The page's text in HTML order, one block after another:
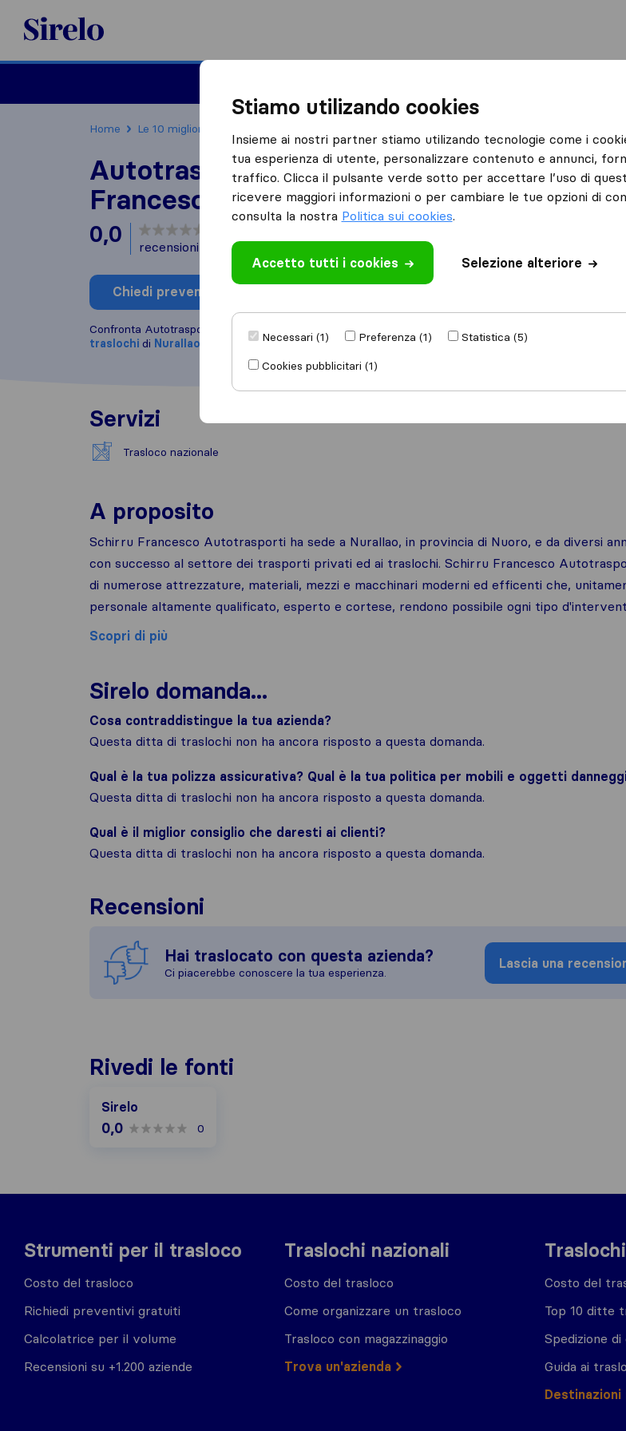
Sirelo.it
Home Le 10 migliori aziende di traslochi in Italia
Autotrasporti Schirru
Francesco
0,0
recensioni di Sirelo e Google
Chiedi preventivo
Confronta Autotrasporti Schirru Francesco con altre
traslochi di Nurallao
Servizi
Trasloco nazionale
A proposito
Schirru Francesco Autotrasporti ha sede a Nurallao, in provincia di Nuoro, e da diversi
con successo al settore dei trasporti privati ed ai traslochi. Schirru Francesco
di numerose attrezzature, materiali, mezzi e macchinari moderni ed efficenti che,
personale altamente qualificato, esperto e cortese, rendono possibile ogni tipo
Scopri di più
Sirelo domanda...
Cosa contraddistingue la tua azienda?
Questa ditta di traslochi non ha ancora risposto a questa domanda.
Qual è la tua polizza assicurativa? Qual è la tua politica per mobili e oggetti
Questa ditta di traslochi non ha ancora risposto a questa domanda.
Qual è il miglior consiglio che daresti ai clienti?
Questa ditta di traslochi non ha ancora risposto a questa domanda.
Recensioni
Hai traslocato con questa azienda?
Ci piacerebbe conoscere la tua esperienza.
Lascia una
Rivedi le fonti
Sirelo
0,0 0
Strumenti per il trasloco
Costo del trasloco
Richiedi preventivi gratuiti
Calcolatrice per il volume
Recensioni su +1.200 aziende
Traslochi nazionali
Costo del trasloco
Come organizzare un trasloco
Trasloco con magazzinaggio
Trova un'azienda
Costo del
Top 10 ditte
Spedizione
Guida ai
Destinazioni
Stiamo utilizando cookies
Insieme ai nostri partner stiamo utilizando tecnologie come i
tua esperienza di utente, personalizzare contenuto e annunci,
traffico. Clicca il pulsante verde sotto per accettare l’uso di
ricevere maggiori informazioni o per cambiare le tue opzioni di
consulta la nostra Politica sui cookies.
Accetto tutti i cookies Selezione alteriore
Necessari (1) Preferenza (1)
Statistica (5)
Cookies pubblicitari (1)